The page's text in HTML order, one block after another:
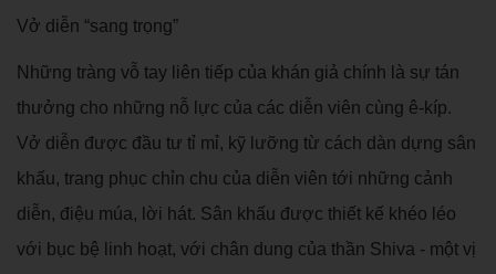
Vở diễn “sang trọng”
Những tràng vỗ tay liên tiếp của khán giả chính là sự tán
thưởng cho những nỗ lực của các diễn viên cùng ê-kíp.
Vở diễn được đầu tư tỉ mỉ, kỹ lưỡng từ cách dàn dựng sân
khấu, trang phục chỉn chu của diễn viên tới những cảnh
diễn, điệu múa, lời hát. Sân khấu được thiết kế khéo léo
với bục bệ linh hoạt, với chân dung của thần Shiva - một vị